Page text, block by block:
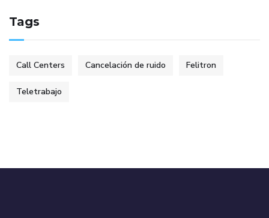
Tags
Call Centers Cancelación de ruido Felitron
Teletrabajo